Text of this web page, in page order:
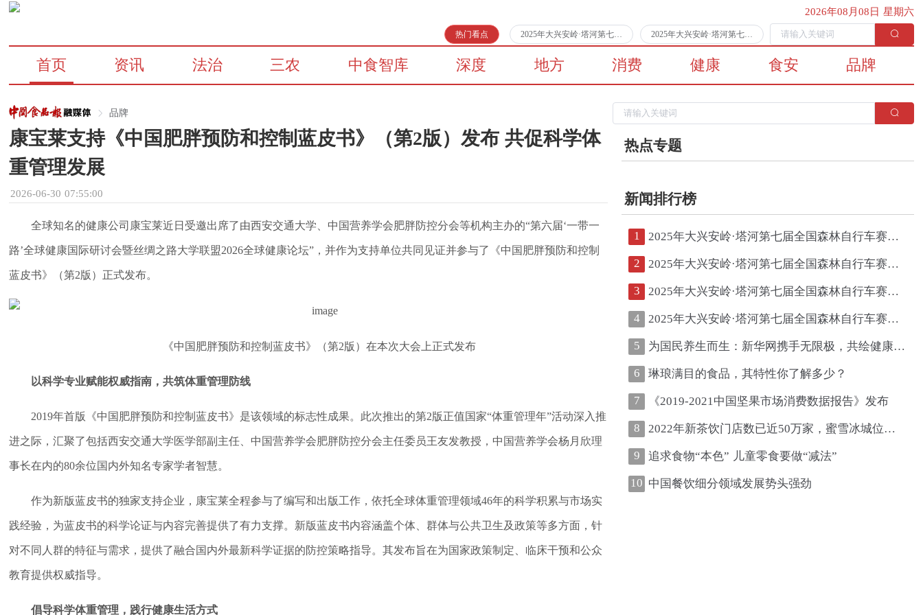
2026年08月08日 星期六
热门看点 2025年大兴安岭·塔河第七届全国森林自行车赛第二日比赛顺利完赛2025年大兴安岭·塔河第七届全国森林自行车赛将于7月11日拉开战幕
首页 资讯 法治 三农 中食智库 深度 地方 消费 健康 食安 品牌
品牌
康宝莱支持《中国肥胖预防和控制蓝皮书》（第2版）发布 共促科学体
重管理发展
2026-06-30 07:55:00
全球知名的健康公司康宝莱近日受邀出席了由西安交通大学、中国营养学会肥胖防控分会等机构主办的“第六届‘一带一
路’全球健康国际研讨会暨丝绸之路大学联盟2026全球健康论坛”，并作为支持单位共同见证并参与了《中国肥胖预防和控制
蓝皮书》（第2版）正式发布。
《中国肥胖预防和控制蓝皮书》（第2版）在本次大会上正式发布
以科学专业赋能权威指南，共筑体重管理防线
2019年首版《中国肥胖预防和控制蓝皮书》是该领域的标志性成果。此次推出的第2版正值国家“体重管理年”活动深入推
进之际，汇聚了包括西安交通大学医学部副主任、中国营养学会肥胖防控分会主任委员王友发教授，中国营养学会杨月欣理
事长在内的80余位国内外知名专家学者智慧。
作为新版蓝皮书的独家支持企业，康宝莱全程参与了编写和出版工作，依托全球体重管理领域46年的科学积累与市场实
践经验，为蓝皮书的科学论证与内容完善提供了有力支撑。新版蓝皮书内容涵盖个体、群体与公共卫生及政策等多方面，针
对不同人群的特征与需求，提供了融合国内外最新科学证据的防控策略指导。其发布旨在为国家政策制定、临床干预和公众
教育提供权威指导。
倡导科学体重管理，践行健康生活方式
热点专题
新闻排行榜
1 2025年大兴安岭·塔河第七届全国森林自行车赛第二日比赛顺利完赛
2 2025年大兴安岭·塔河第七届全国森林自行车赛将于7月11日拉开战幕
3 2025年大兴安岭·塔河第七届全国森林自行车赛鸣枪开赛
4 2025年大兴安岭·塔河第七届全国森林自行车赛圆满收官
5 为国民养生而生：新华网携手无限极，共绘健康中国新图景
6 琳琅满目的食品，其特性你了解多少？
7 《2019-2021中国坚果市场消费数据报告》发布
8 2022年新茶饮门店数已近50万家，蜜雪冰城位居第一、古茗第二
9 追求食物“本色” 儿童零食要做“减法”
10 中国餐饮细分领域发展势头强劲